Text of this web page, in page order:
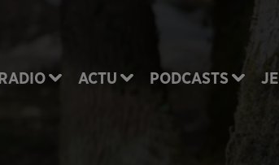
RADIO ACTU PODCASTS